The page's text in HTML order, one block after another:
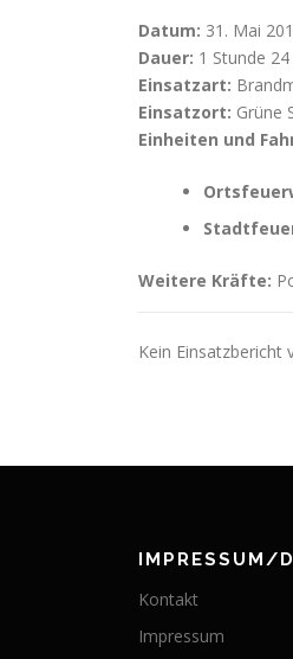
Datum: 31. Mai
Dauer: 1 Stunde
Einsatzart:
Einsatzort: Grüne
Einheiten und
Weitere Kräfte:
Kein Einsatzbericht
IMPRESSUM/
Kontakt
Impressum